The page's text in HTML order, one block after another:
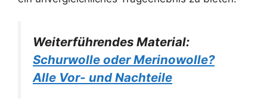
Weiterführendes Material:
Schurwolle oder Merinowolle?
Alle Vor- und Nachteile